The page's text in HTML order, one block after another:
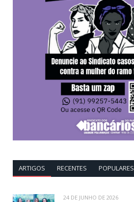
ARTIGOS RECENTES POPULARES
24 DE JUNHO DE 2026